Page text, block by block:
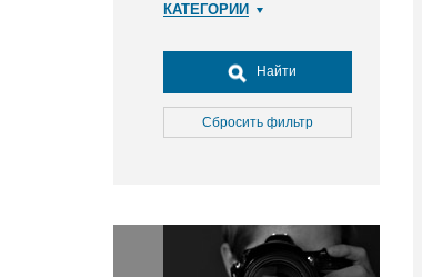
КАТЕГОРИИ
Досуг, туризм и отдых
Культура
Медицина
Окружающая среда
Политика
Найти
Сбросить фильтр